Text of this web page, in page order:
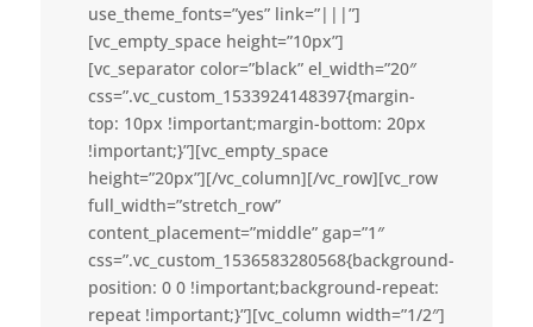
use_theme_fonts=”yes” link=”|||”]
[vc_empty_space height=”10px”]
[vc_separator color=”black” el_width=”20″
css=”.vc_custom_1533924148397{margin-
top: 10px !important;margin-bottom: 20px
!important;}”][vc_empty_space
height=”20px”][/vc_column][/vc_row][vc_row
full_width=”stretch_row”
content_placement=”middle” gap=”1″
css=”.vc_custom_1536583280568{background-
position: 0 0 !important;background-repeat:
repeat !important;}”][vc_column width=”1/2″]